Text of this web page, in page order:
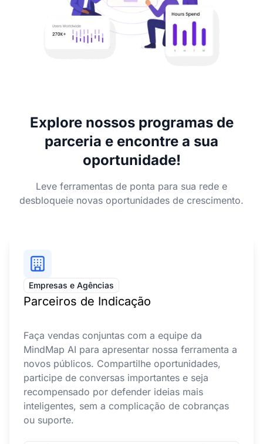
Explore nossos programas de
parceria e encontre a sua
oportunidade!
Leve ferramentas de ponta para sua rede e
desbloqueie novas oportunidades de crescimento.
Empresas e Agências
Parceiros de Indicação
Faça vendas conjuntas com a equipe da
MindMap AI para apresentar nossa ferramenta a
novos públicos. Compartilhe oportunidades,
participe de conversas importantes e seja
recompensado por defender ideias mais
inteligentes, sem a complicação de cobranças
ou suporte.